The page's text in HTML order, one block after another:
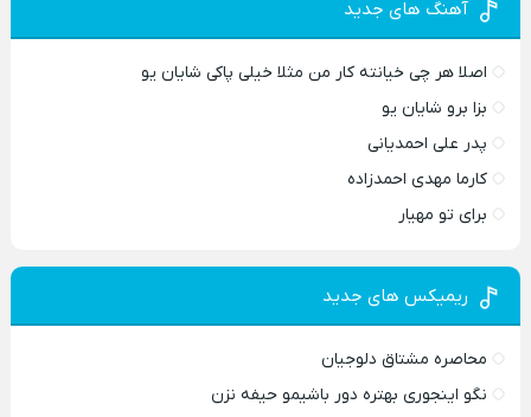
آهنگ های جدید
اصلا هر چی خیانته کار من مثلا خیلی پاکی شایان یو
بزا برو شایان یو
پدر علی احمدیانی
کارما مهدی احمدزاده
برای تو مهیار
ریمیکس های جدید
محاصره مشتاق دلوجیان
نگو اینجوری بهتره دور باشیمو حیفه نزن